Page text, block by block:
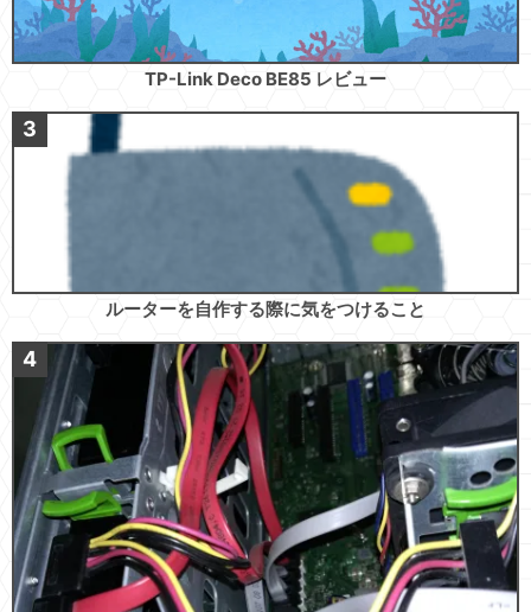
TP-Link Deco BE85 レビュー
ルーターを自作する際に気をつけること